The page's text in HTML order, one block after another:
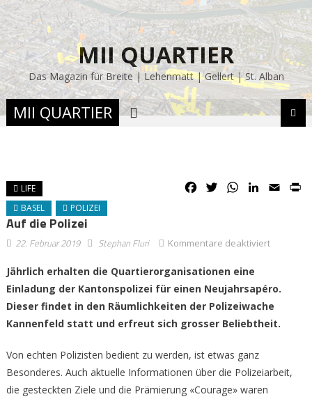
MII QUARTIER
Das Magazin für Breite | Lehenmatt | Gellert | St. Alban
MII QUARTIER
LIFE Facebook
TwitterWhatsApp
LinkedIn
Email
BASEL POLIZEI
Auf die Polizei
22. Februar 2019 Stephan Fluri Kommentare deaktiviertfür
Polizei
Jährlich erhalten die Quartierorganisationen eine
Einladung der Kantonspolizei für einen Neujahrsapéro.
Dieser findet in den Räumlichkeiten der Polizeiwache
Kannenfeld statt und erfreut sich grosser Beliebtheit.
Von echten Polizisten bedient zu werden, ist etwas ganz
Besonderes. Auch aktuelle Informationen über die Polizeiarbeit,
die gesteckten Ziele und die Prämierung «Courage» waren